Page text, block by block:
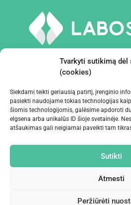
Tvarkyti sutikimą dėl
(cookies)
Siekdami teikti geriausią patirtį, įrenginio
pasiekti naudojame tokias technologijas
šiomis technologijomis, galėsime apdoroti
elgsena arba unikalūs ID šioje svetainėje.
atšaukimas gali neigiamai paveikti tam
Sutikti
Atmesti
Peržiūrėti
PRIEMONĖS IR ĮRANGA
ĮMONĖ